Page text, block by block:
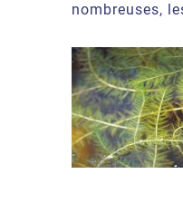
nombreuses,